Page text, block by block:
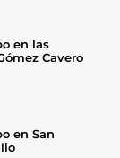
en las
Cavero
en San